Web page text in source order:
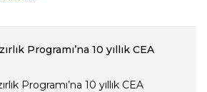
Programı’na 10 yıllık CEA
Programı’na 10 yıllık CEA